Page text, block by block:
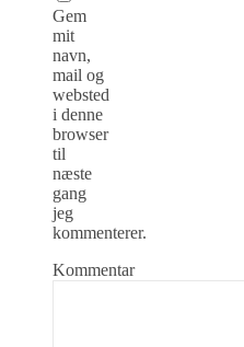
Gem
mit
navn,
mail og
websted
i denne
browser
til
næste
gang
jeg
kommenterer.
Kommentar